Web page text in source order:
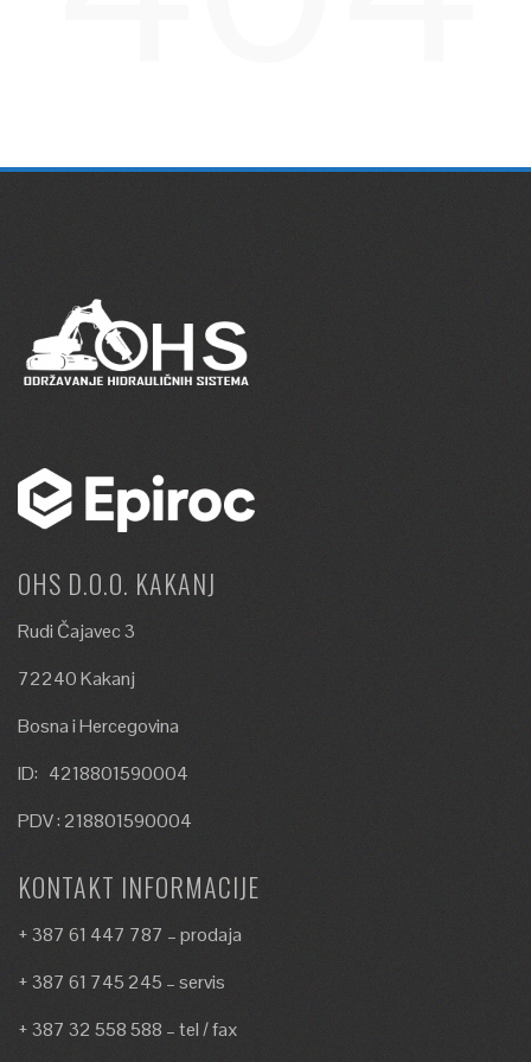
OHS D.O.O. KAKANJ
Rudi Čajavec 3
72240 Kakanj
Bosna i Hercegovina
ID: 4218801590004
PDV : 218801590004
KONTAKT INFORMACIJE
+ 387 61 447 787 – prodaja
+ 387 61 745 245 – servis
+ 387 32 558 588 – tel / fax